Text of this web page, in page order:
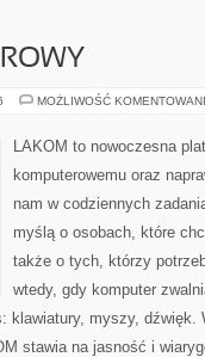
MOŻLIWOŚĆ
LAKOM to nowoczesna
komputerowemu oraz
nam w codziennych
myślą o osobach, które
także o tych, którzy
wtedy, gdy komputer
klawiatury, myszy,
stawia na jasność i